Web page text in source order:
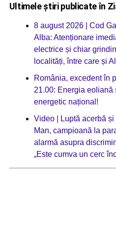
Ultimele știri publicate în
8 august 2026 | Cod
Alba: Atenționare
electrice și chiar
localități, între care și
România, excedent în
21.00: Energia eoliană
energetic național!
Video | Luptă acerbă
Man, campioană la
alarmă asupra
„Este cumva un cerc